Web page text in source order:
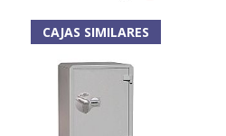
CAJAS SIMILARES